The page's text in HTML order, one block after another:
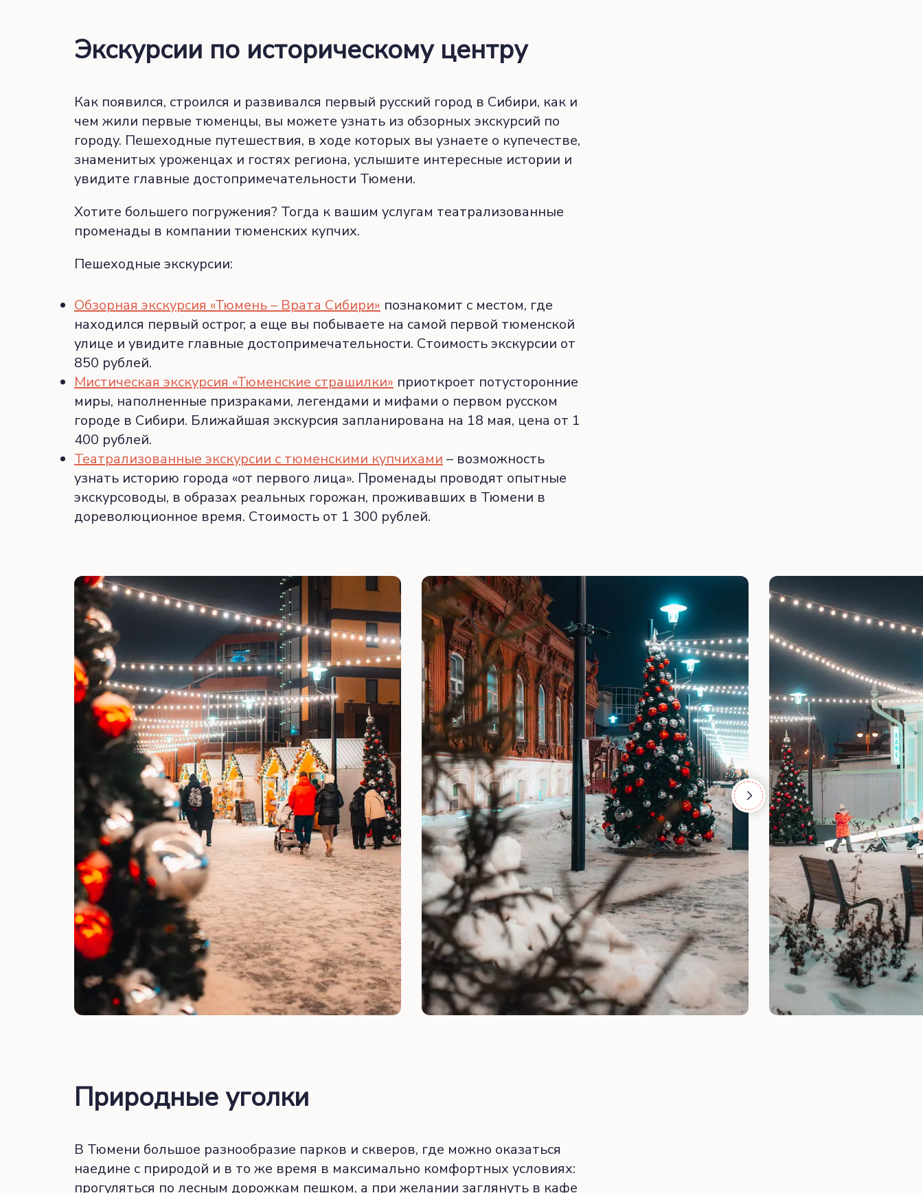
Экскурсии по историческому центру
Как появился, строился и развивался первый русский город в Сибири, как и
чем жили первые тюменцы, вы можете узнать из обзорных экскурсий по
городу. Пешеходные путешествия, в ходе которых вы узнаете о купечестве,
знаменитых уроженцах и гостях региона, услышите интересные истории и
увидите главные достопримечательности Тюмени.
Хотите большего погружения? Тогда к вашим услугам театрализованные
променады в компании тюменских купчих.
Пешеходные экскурсии:
Обзорная экскурсия «Тюмень – Врата Сибири» познакомит с местом, где
находился первый острог, а еще вы побываете на самой первой тюменской
улице и увидите главные достопримечательности. Стоимость экскурсии от
850 рублей.
Мистическая экскурсия «Тюменские страшилки» приоткроет потусторонние
миры, наполненные призраками, легендами и мифами о первом русском
городе в Сибири. Ближайшая экскурсия запланирована на 18 мая, цена от 1
400 рублей.
Театрализованные экскурсии с тюменскими купчихами – возможность
узнать историю города «от первого лица». Променады проводят опытные
экскурсоводы, в образах реальных горожан, проживавших в Тюмени в
дореволюционное время. Стоимость от 1 300 рублей.
Природные уголки
В Тюмени большое разнообразие парков и скверов, где можно оказаться
наедине с природой и в то же время в максимально комфортных условиях:
прогуляться по лесным дорожкам пешком, а при желании заглянуть в кафе